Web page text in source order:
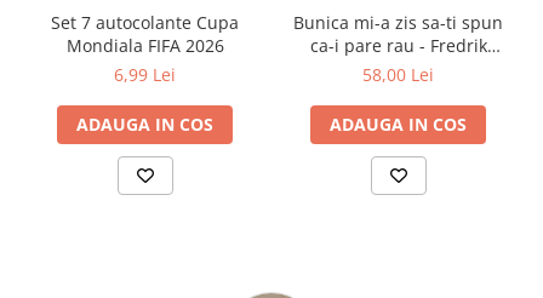
Educație și carte școlară
Metoda Montessori
Culegeri și materiale auxiliare
Caiete de vacanță
Bibliografie școlară
Bibliografie didactică
Set 7 autocolante Cupa
Mondiala FIFA 2026
6,99 Lei
ADAUGA IN COS
Bunica mi-a zis sa-ti spun
ca-i pare rau - Fredrik
Backman
58,00 Lei
ADAUGA IN COS